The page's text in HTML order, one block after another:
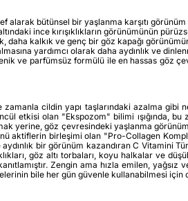
bütünsel bir yaşlanma karşıtı görünüm
ince kırışıklıkların görünümünün
daha kalkık ve genç bir göz kapağı
yardımcı olarak daha aydınlık ve
ve parfümsüz formülü ile en hassas göz
cildin yapı taşlarındaki azalma gibi
etkisi olan "Ekspozom" bilimi ışığında,
yerine, göz çevresindeki yaşlanma
aktiflerin birleşimi olan "Pro-Collagen
bir görünüm kazandıran C Vitamini
göz altı torbaları, koyu halkalar ve
Zengin ama hızla emilen, yağsız
bile her gün güvenle kullanabilmesi